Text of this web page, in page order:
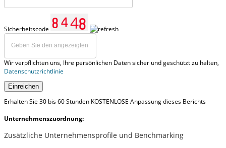
Sicherheitscode
Wir verpflichten uns, Ihre persönlichen Daten sicher und geschützt zu halten,
Datenschutzrichtlinie
Einreichen
Erhalten Sie 30 bis 60 Stunden KOSTENLOSE Anpassung dieses Berichts
Unternehmenszuordnung:
Zusätzliche Unternehmensprofile und Benchmarking